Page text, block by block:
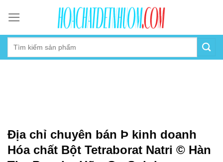
content
Địa chỉ chuyên bán Þ kinh doanh
Hóa chất Bột Tetraborat Natri © Hàn